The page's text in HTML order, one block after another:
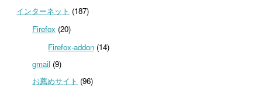
インターネット (187)
Firefox (20)
Firefox-addon(14)
gmail (9)
お薦めサイト (96)